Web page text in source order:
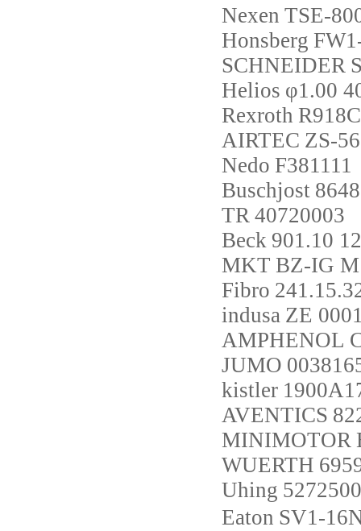
Nexen TSE-
Honsberg
SCHNEIDER
Helios φ1.00
Rexroth
AIRTEC ZS-
Nedo F381111
Buschjost
TR 40720003
Beck 901.10
MKT BZ-IG M
Fibro
indusa ZE
AMPHENOL
JUMO
kistler
AVENTICS
MINIMOTOR
WUERTH
Uhing
Eaton SV1-